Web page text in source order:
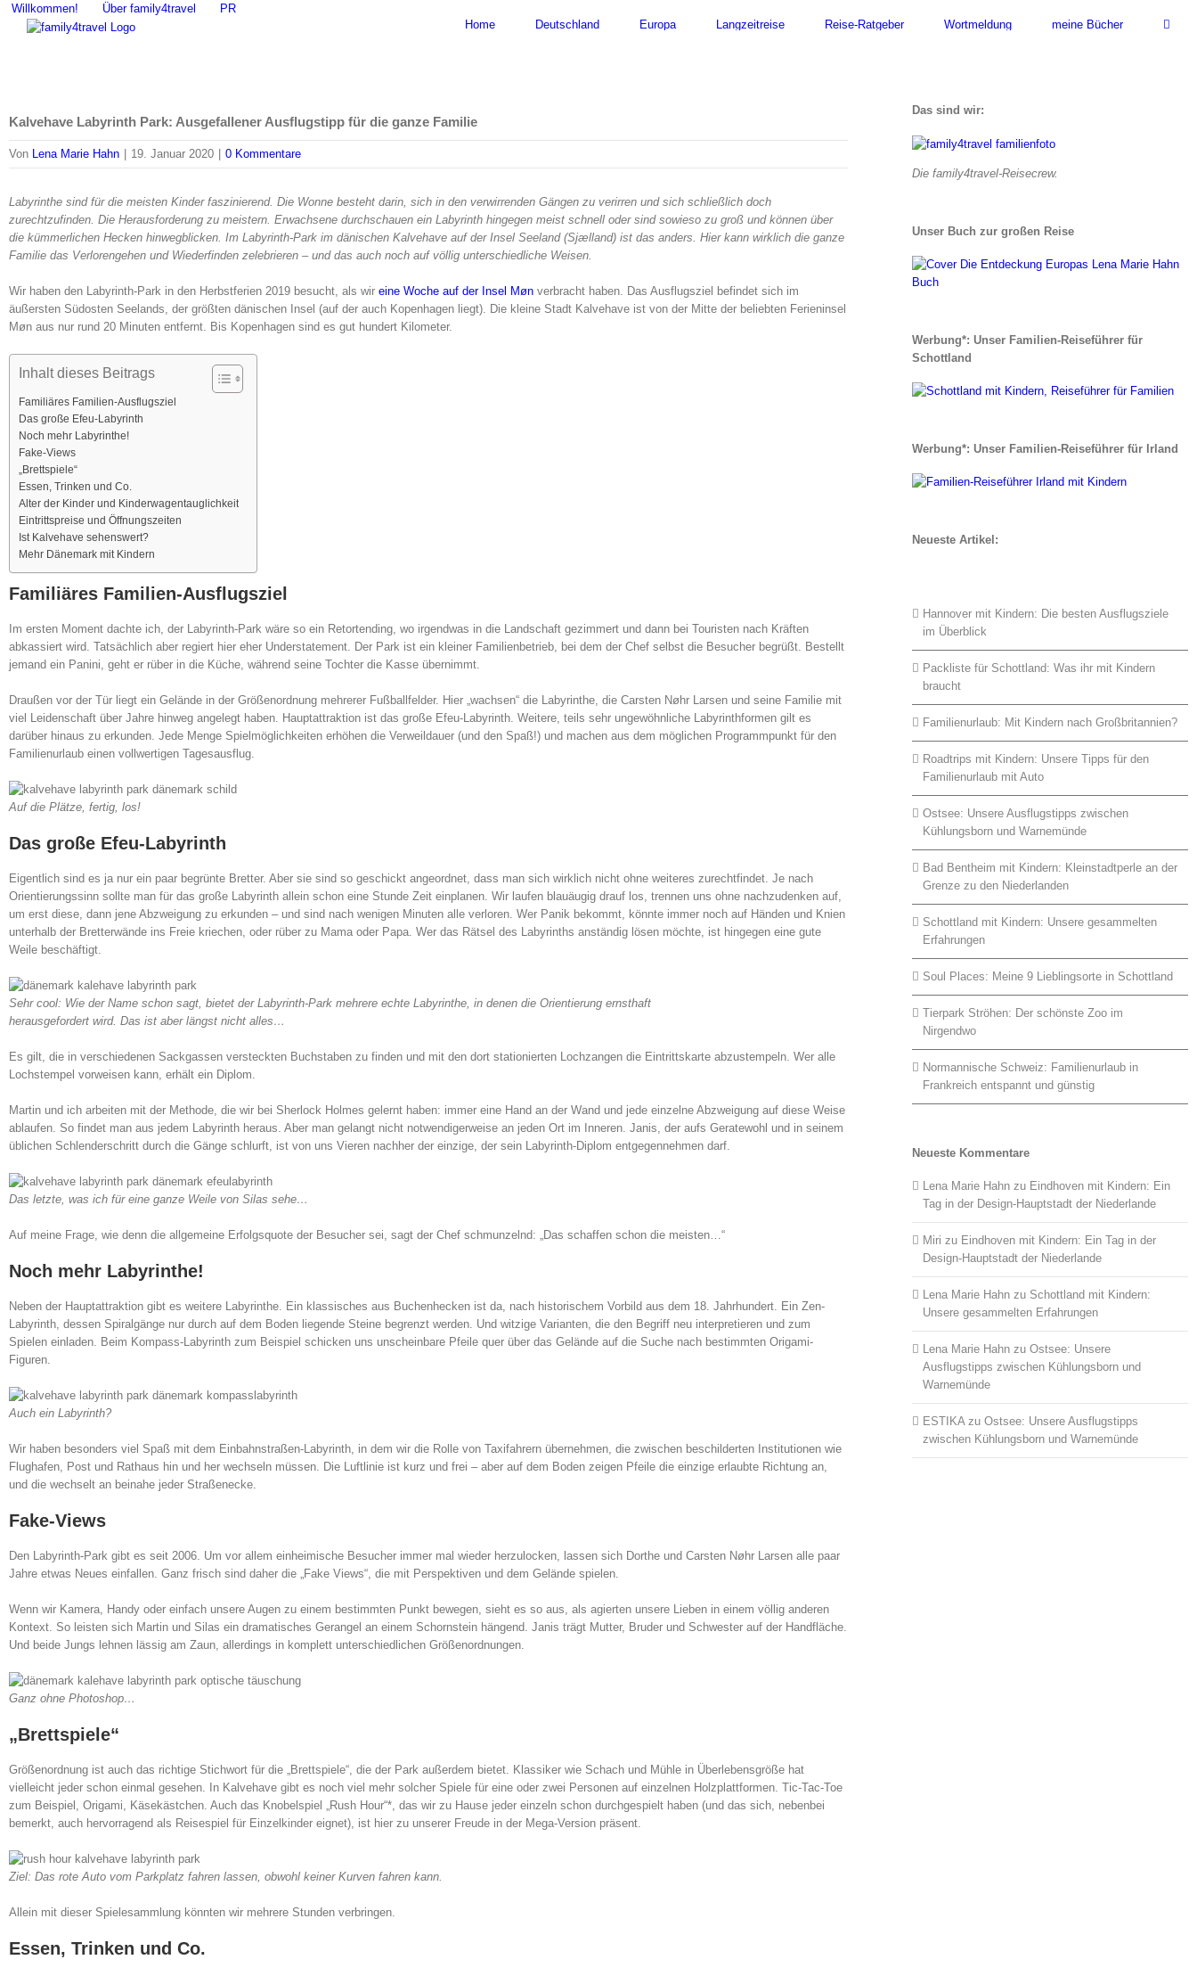
ZumWillkommen! Über family4travel PR
Home
Deutschland Europa Langzeitreise Reise-Ratgeber Wortmeldung meine Bücher
Kalvehave Labyrinth Park: Ausgefallener Ausflugstipp für die ganze Familie
Von Lena Marie Hahn 19. Januar 2020 0 Kommentare
Labyrinthe sind für die meisten Kinder faszinierend. Die Wonne besteht darin, sich in den verwirrenden Gängen zu verirren und sich schließlich doch
zurechtzufinden. Die Herausforderung zu meistern. Erwachsene durchschauen ein Labyrinth hingegen meist schnell oder sind sowieso zu groß und können über
die kümmerlichen Hecken hinwegblicken. Im Labyrinth-Park im dänischen Kalvehave auf der Insel Seeland (Sjælland) ist das anders. Hier kann wirklich die ganze
Familie das Verlorengehen und Wiederfinden zelebrieren – und das auch noch auf völlig unterschiedliche Weisen.
Wir haben den Labyrinth-Park in den Herbstferien 2019 besucht, als wir eine Woche auf der Insel Møn verbracht haben. Das Ausflugsziel befindet sich im
äußersten Südosten Seelands, der größten dänischen Insel (auf der auch Kopenhagen liegt). Die kleine Stadt Kalvehave ist von der Mitte der beliebten Ferieninsel
Møn aus nur rund 20 Minuten entfernt. Bis Kopenhagen sind es gut hundert Kilometer.
Inhalt dieses Beitrags
Familiäres Familien-Ausflugsziel
Das große Efeu-Labyrinth
Noch mehr Labyrinthe!
Fake-Views
„Brettspiele“
Essen, Trinken und Co.
Alter der Kinder und Kinderwagentauglichkeit
Eintrittspreise und Öffnungszeiten
Ist Kalvehave sehenswert?
Mehr Dänemark mit Kindern
Familiäres Familien-Ausflugsziel
Im ersten Moment dachte ich, der Labyrinth-Park wäre so ein Retortending, wo irgendwas in die Landschaft gezimmert und dann bei Touristen nach Kräften
abkassiert wird. Tatsächlich aber regiert hier eher Understatement. Der Park ist ein kleiner Familienbetrieb, bei dem der Chef selbst die Besucher begrüßt. Bestellt
jemand ein Panini, geht er rüber in die Küche, während seine Tochter die Kasse übernimmt.
Draußen vor der Tür liegt ein Gelände in der Größenordnung mehrerer Fußballfelder. Hier „wachsen“ die Labyrinthe, die Carsten Nøhr Larsen und seine Familie mit
viel Leidenschaft über Jahre hinweg angelegt haben. Hauptattraktion ist das große Efeu-Labyrinth. Weitere, teils sehr ungewöhnliche Labyrinthformen gilt es
darüber hinaus zu erkunden. Jede Menge Spielmöglichkeiten erhöhen die Verweildauer (und den Spaß!) und machen aus dem möglichen Programmpunkt für den
Familienurlaub einen vollwertigen Tagesausflug.
Auf die Plätze, fertig, los!
Das große Efeu-Labyrinth
Eigentlich sind es ja nur ein paar begrünte Bretter. Aber sie sind so geschickt angeordnet, dass man sich wirklich nicht ohne weiteres zurechtfindet. Je nach
Orientierungssinn sollte man für das große Labyrinth allein schon eine Stunde Zeit einplanen. Wir laufen blauäugig drauf los, trennen uns ohne nachzudenken auf,
um erst diese, dann jene Abzweigung zu erkunden – und sind nach wenigen Minuten alle verloren. Wer Panik bekommt, könnte immer noch auf Händen und Knien
unterhalb der Bretterwände ins Freie kriechen, oder rüber zu Mama oder Papa. Wer das Rätsel des Labyrinths anständig lösen möchte, ist hingegen eine gute
Weile beschäftigt.
Sehr cool: Wie der Name schon sagt, bietet der Labyrinth-Park mehrere echte Labyrinthe, in denen die Orientierung ernsthaft
herausgefordert wird. Das ist aber längst nicht alles…
Es gilt, die in verschiedenen Sackgassen versteckten Buchstaben zu finden und mit den dort stationierten Lochzangen die Eintrittskarte abzustempeln. Wer alle
Lochstempel vorweisen kann, erhält ein Diplom.
Martin und ich arbeiten mit der Methode, die wir bei Sherlock Holmes gelernt haben: immer eine Hand an der Wand und jede einzelne Abzweigung auf diese Weise
ablaufen. So findet man aus jedem Labyrinth heraus. Aber man gelangt nicht notwendigerweise an jeden Ort im Inneren. Janis, der aufs Geratewohl und in seinem
üblichen Schlenderschritt durch die Gänge schlurft, ist von uns Vieren nachher der einzige, der sein Labyrinth-Diplom entgegennehmen darf.
Das letzte, was ich für eine ganze Weile von Silas sehe…
Auf meine Frage, wie denn die allgemeine Erfolgsquote der Besucher sei, sagt der Chef schmunzelnd: „Das schaffen schon die meisten…“
Noch mehr Labyrinthe!
Neben der Hauptattraktion gibt es weitere Labyrinthe. Ein klassisches aus Buchenhecken ist da, nach historischem Vorbild aus dem 18. Jahrhundert. Ein Zen-
Labyrinth, dessen Spiralgänge nur durch auf dem Boden liegende Steine begrenzt werden. Und witzige Varianten, die den Begriff neu interpretieren und zum
Spielen einladen. Beim Kompass-Labyrinth zum Beispiel schicken uns unscheinbare Pfeile quer über das Gelände auf die Suche nach bestimmten Origami-
Figuren.
Auch ein Labyrinth?
Wir haben besonders viel Spaß mit dem Einbahnstraßen-Labyrinth, in dem wir die Rolle von Taxifahrern übernehmen, die zwischen beschilderten Institutionen wie
Flughafen, Post und Rathaus hin und her wechseln müssen. Die Luftlinie ist kurz und frei – aber auf dem Boden zeigen Pfeile die einzige erlaubte Richtung an,
und die wechselt an beinahe jeder Straßenecke.
Fake-Views
Den Labyrinth-Park gibt es seit 2006. Um vor allem einheimische Besucher immer mal wieder herzulocken, lassen sich Dorthe und Carsten Nøhr Larsen alle paar
Jahre etwas Neues einfallen. Ganz frisch sind daher die „Fake Views“, die mit Perspektiven und dem Gelände spielen.
Wenn wir Kamera, Handy oder einfach unsere Augen zu einem bestimmten Punkt bewegen, sieht es so aus, als agierten unsere Lieben in einem völlig anderen
Kontext. So leisten sich Martin und Silas ein dramatisches Gerangel an einem Schornstein hängend. Janis trägt Mutter, Bruder und Schwester auf der Handfläche.
Und beide Jungs lehnen lässig am Zaun, allerdings in komplett unterschiedlichen Größenordnungen.
Ganz ohne Photoshop…
„Brettspiele“
Größenordnung ist auch das richtige Stichwort für die „Brettspiele“, die der Park außerdem bietet. Klassiker wie Schach und Mühle in Überlebensgröße hat
vielleicht jeder schon einmal gesehen. In Kalvehave gibt es noch viel mehr solcher Spiele für eine oder zwei Personen auf einzelnen Holzplattformen. Tic-Tac-Toe
zum Beispiel, Origami, Käsekästchen. Auch das Knobelspiel „Rush Hour“*, das wir zu Hause jeder einzeln schon durchgespielt haben (und das sich, nebenbei
bemerkt, auch hervorragend als Reisespiel für Einzelkinder eignet), ist hier zu unserer Freude in der Mega-Version präsent.
Ziel: Das rote Auto vom Parkplatz fahren lassen, obwohl keiner Kurven fahren kann.
Allein mit dieser Spielesammlung könnten wir mehrere Stunden verbringen.
Essen, Trinken und Co.
Das sind wir:
Die family4travel-Reisecrew.
Unser Buch zur großen Reise
Werbung*: Unser Familien-Reiseführer für
Schottland
Werbung*: Unser Familien-Reiseführer für Irland
Neueste Artikel:
Hannover mit Kindern: Die besten Ausflugsziele
im Überblick
Packliste für Schottland: Was ihr mit Kindern
braucht
Familienurlaub: Mit Kindern nach Großbritannien?
Roadtrips mit Kindern: Unsere Tipps für den
Familienurlaub mit Auto
Ostsee: Unsere Ausflugstipps zwischen
Kühlungsborn und Warnemünde
Bad Bentheim mit Kindern: Kleinstadtperle an der
Grenze zu den Niederlanden
Schottland mit Kindern: Unsere gesammelten
Erfahrungen
Soul Places: Meine 9 Lieblingsorte in Schottland
Tierpark Ströhen: Der schönste Zoo im
Nirgendwo
Normannische Schweiz: Familienurlaub in
Frankreich entspannt und günstig
Neueste Kommentare
Lena Marie Hahn zu Eindhoven mit Kindern: Ein
Tag in der Design-Hauptstadt der Niederlande
Miri zu Eindhoven mit Kindern: Ein Tag in der
Design-Hauptstadt der Niederlande
Lena Marie Hahn zu Schottland mit Kindern:
Unsere gesammelten Erfahrungen
Lena Marie Hahn zuOstsee: Unsere
Ausflugstipps zwischen Kühlungsborn und
Warnemünde
ESTIKA zuOstsee: Unsere Ausflugstipps
zwischen Kühlungsborn und Warnemünde